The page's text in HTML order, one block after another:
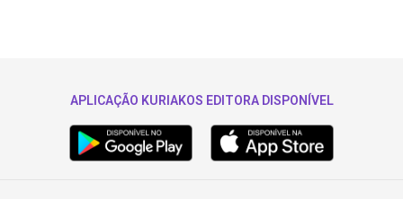
APLICAÇÃO KURIAKOS EDITORA DISPONÍVEL